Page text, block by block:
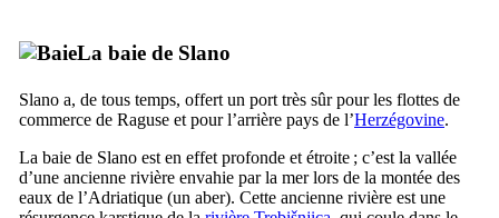
La baie de Slano
Slano a, de tous temps, offert un port très sûr pour les flottes de
commerce de Raguse et pour l’arrière pays de l’Herzégovine.
La baie de Slano est en effet profonde et étroite ; c’est la vallée
d’une ancienne rivière envahie par la mer lors de la montée des
eaux de l’Adriatique (un aber). Cette ancienne rivière est une